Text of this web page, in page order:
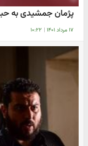
پژمان جمشیدی به
۱۷ مرداد ۱۴۰۱ | ۱۰:۲۲